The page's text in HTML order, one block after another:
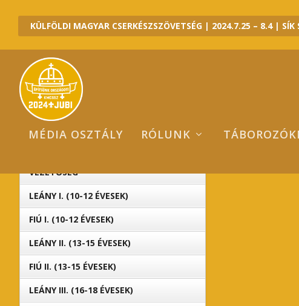
KÜLFÖLDI MAGYAR CSERKÉSZSZÖVETSÉG | 2024.7.25 – 8.4 |
MÉDIA OSZTÁLY RÓLUNK 2020
VEZETŐSÉG
LEÁNY I. (10-12 ÉVESEK)
FIÚ I. (10-12 ÉVESEK)
LEÁNY II. (13-15 ÉVESEK)
FIÚ II. (13-15 ÉVESEK)
LEÁNY III. (16-18 ÉVESEK)